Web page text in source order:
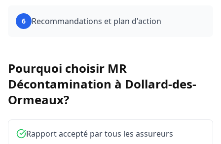
6 Recommandations et plan d'action
Pourquoi choisir MR
Décontamination à Dollard-des-
Ormeaux?
Rapport accepté par tous les assureurs